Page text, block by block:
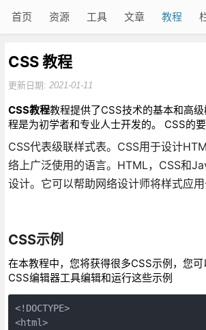
首页 资源 工具 文章 教程
CSS 教程
更新日期: 2021-01-11
CSS教程教程提供了CSS技术的基本和高
程是为初学者和专业人士开发的。 CSS的
CSS代表级联样式表。CSS用于设计
络上广泛使用的语言。HTML，CSS和
设计。它可以帮助网络设计师将样式应用
CSS示例
在本教程中，您将获得很多CSS示例，您
CSS编辑器工具编辑和运行这些示例
<!DOCTYPE>
<html>